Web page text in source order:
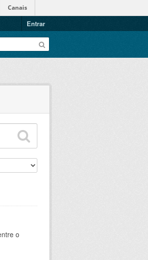
Canais
Entrar
o